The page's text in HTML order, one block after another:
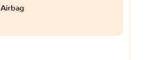
Airbag